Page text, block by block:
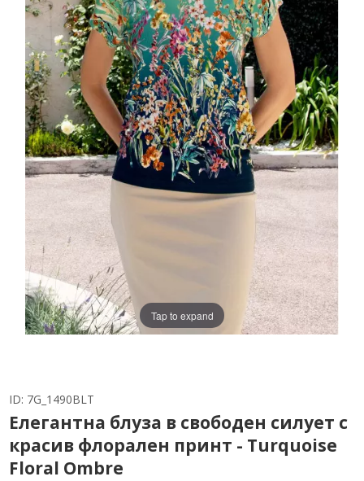
Tap to expand
ID: 7G_1490BLT
Елегантна блуза в свободен силует с
красив флорален принт - Turquoise
Floral Ombre